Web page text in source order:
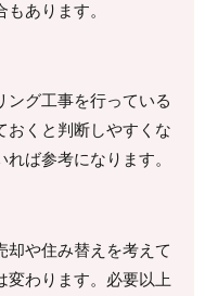
あります。
ング工事を行っている
おくと判断しやすくな
ば参考になります。
却や住み替えを考えて
変わります。必要以上